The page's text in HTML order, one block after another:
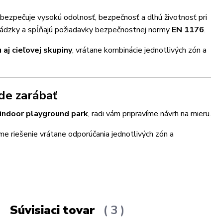
vysokú odolnosť, bezpečnosť a dlhú životnosť pri
a spĺňajú požiadavky bezpečnostnej normy EN 1176.
cieľovej skupiny, vrátane kombinácie jednotlivých zón a
zarábať
indoor playground park, radi vám pripravíme návrh na mieru.
riešenie vrátane odporúčania jednotlivých zón a
Súvisiaci tovar 3